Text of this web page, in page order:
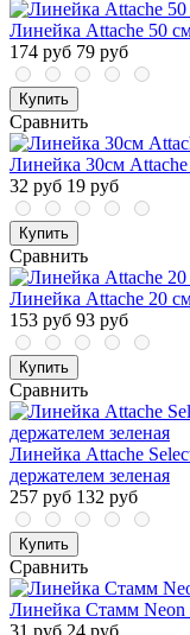
Линейка Attache 50
174 руб 79 руб
Купить
Сравнить
Линейка 30см
32 руб 19 руб
Купить
Сравнить
Линейка Attache 20
153 руб 93 руб
Купить
Сравнить
Линейка Attache
держателем зеленая
257 руб 132 руб
Купить
Сравнить
Линейка Стамм Neon
31 руб 24 руб